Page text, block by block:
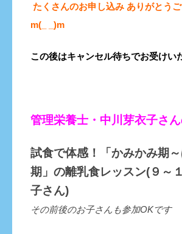
たくさんのお申し込み ありがとうご
m(_ _)m
この後はキャンセル待ちでお受けい
管理栄養士・中川芽衣子さ
試食で体感！「かみかみ期～
期」 の離乳食レッスン(９～
子さん)
その前後のお子さんも参加OKです